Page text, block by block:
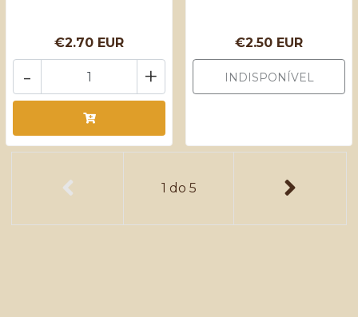
€2.70 EUR
+
-
€2.50 EUR
INDISPONÍVEL
1 do 5